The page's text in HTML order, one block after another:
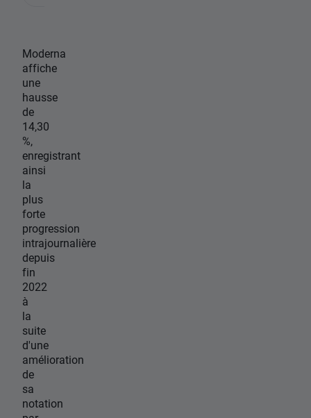
Moderna
affiche
une
hausse
de
14,30
%,
enregistrant
ainsi
la
plus
forte
progression
intrajournalière
depuis
fin
2022
à
la
suite
d'une
amélioration
de
sa
notation